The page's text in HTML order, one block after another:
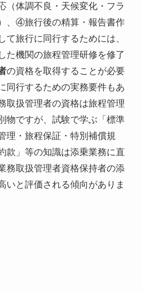
（体調不良・天候変化・フラ
、④旅行後の精算・報告書作
て旅行に同行するためには、
た機関の旅程管理研修を修了
の資格を取得することが必要
同行するための実務要件もあ
取扱管理者の資格は旅程管理
物ですが、試験で学ぶ「標準
理・旅程保証・特別補償規
款」等の知識は添乗業務に直
務取扱管理者資格保持者の添
いと評価される傾向がありま